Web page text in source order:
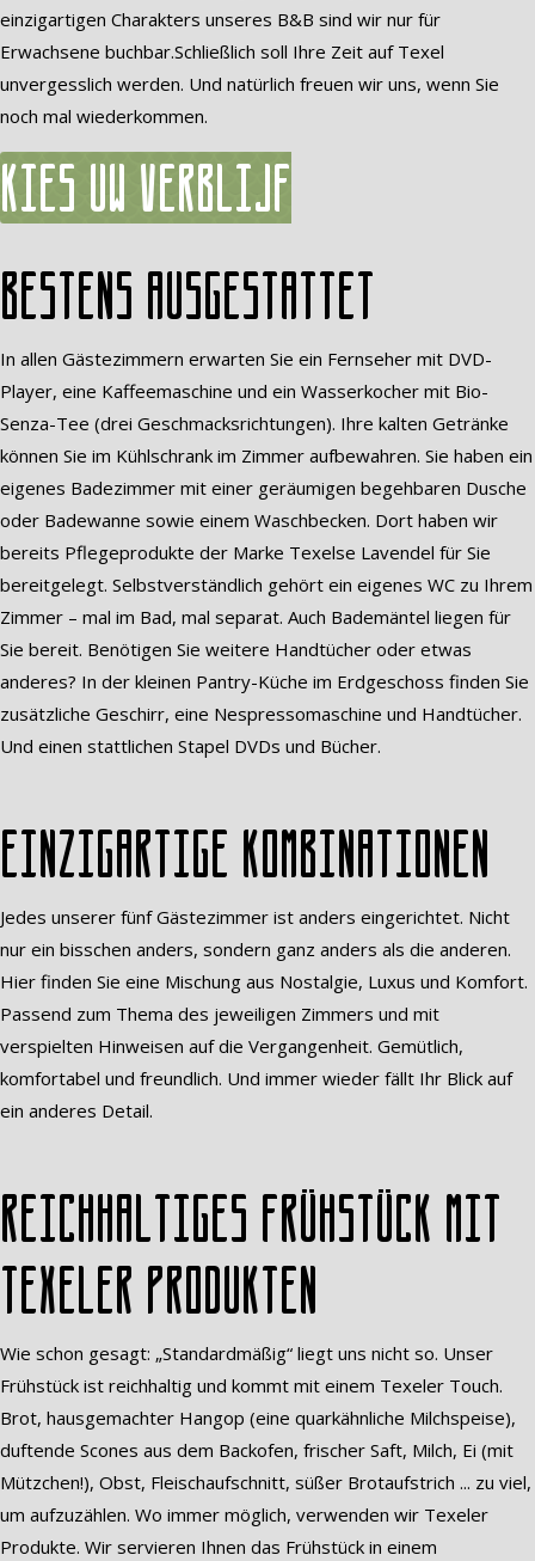
einzigartigen Charakters unseres B&B sind wir nur für
Erwachsene buchbar.Schließlich soll Ihre Zeit auf Texel
unvergesslich werden. Und natürlich freuen wir uns, wenn Sie
noch mal wiederkommen.
Kies uw verblijf
Bestens ausgestattet
In allen Gästezimmern erwarten Sie ein Fernseher mit DVD-
Player, eine Kaffeemaschine und ein Wasserkocher mit Bio-
Senza-Tee (drei Geschmacksrichtungen). Ihre kalten Getränke
können Sie im Kühlschrank im Zimmer aufbewahren. Sie haben ein
eigenes Badezimmer mit einer geräumigen begehbaren Dusche
oder Badewanne sowie einem Waschbecken. Dort haben wir
bereits Pflegeprodukte der Marke Texelse Lavendel für Sie
bereitgelegt. Selbstverständlich gehört ein eigenes WC zu Ihrem
Zimmer – mal im Bad, mal separat. Auch Bademäntel liegen für
Sie bereit. Benötigen Sie weitere Handtücher oder etwas
anderes? In der kleinen Pantry-Küche im Erdgeschoss finden Sie
zusätzliche Geschirr, eine Nespressomaschine und Handtücher.
Und einen stattlichen Stapel DVDs und Bücher.
Einzigartige Kombinationen
Jedes unserer fünf Gästezimmer ist anders eingerichtet. Nicht
nur ein bisschen anders, sondern ganz anders als die anderen.
Hier finden Sie eine Mischung aus Nostalgie, Luxus und Komfort.
Passend zum Thema des jeweiligen Zimmers und mit
verspielten Hinweisen auf die Vergangenheit. Gemütlich,
komfortabel und freundlich. Und immer wieder fällt Ihr Blick auf
ein anderes Detail.
Reichhaltiges Frühstück mit
Texeler Produkten
Wie schon gesagt: „Standardmäßig“ liegt uns nicht so. Unser
Frühstück ist reichhaltig und kommt mit einem Texeler Touch.
Brot, hausgemachter Hangop (eine quarkähnliche Milchspeise),
duftende Scones aus dem Backofen, frischer Saft, Milch, Ei (mit
Mützchen!), Obst, Fleischaufschnitt, süßer Brotaufstrich ... zu viel,
um aufzuzählen. Wo immer möglich, verwenden wir Texeler
Produkte. Wir servieren Ihnen das Frühstück in einem